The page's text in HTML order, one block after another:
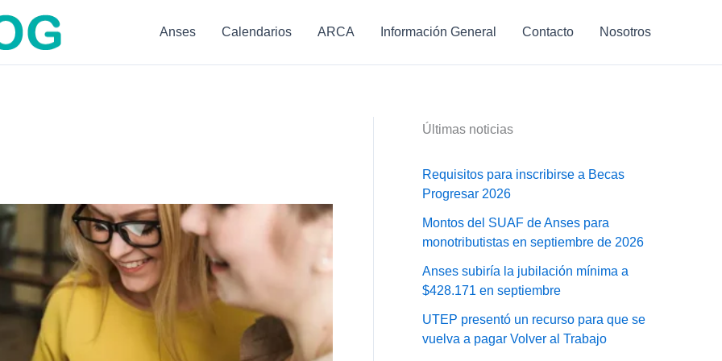
Anses Calendarios ARCA Información General Contacto Nosotros
Últimas noticias
Requisitos para inscribirse a Becas
Progresar 2026
Montos del SUAF de Anses para
monotributistas en septiembre de 2026
Anses subiría la jubilación mínima a
$428.171 en septiembre
UTEP presentó un recurso para que se
vuelva a pagar Volver al Trabajo